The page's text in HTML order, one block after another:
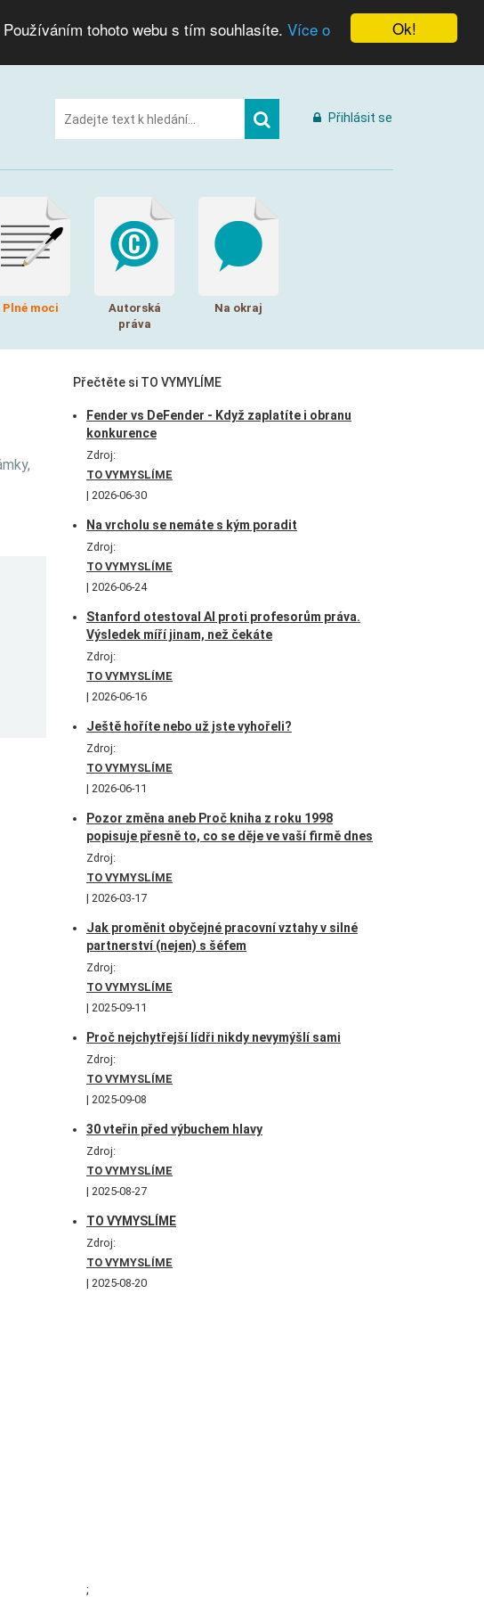
Ok!
tohoto webu s tím souhlasíte. Více o
Přihlásit se
Plné moci
Autorská
práva
Na okraj
Přečtěte si TO VYMYLÍME
Fender vs DeFender - Když zaplatíte i obranu
konkurence
Zdroj:
TO VYMYSLÍME
2026-06-30
Na vrcholu se nemáte s kým poradit
Zdroj:
TO VYMYSLÍME
2026-06-24
Stanford otestoval AI proti profesorům práva.
Výsledek míří jinam, než čekáte
Zdroj:
TO VYMYSLÍME
2026-06-16
Ještě hoříte nebo už jste vyhořeli?
Zdroj:
TO VYMYSLÍME
2026-06-11
Pozor změna aneb Proč kniha z roku 1998
popisuje přesně to, co se děje ve vaší firmě dnes
Zdroj:
TO VYMYSLÍME
2026-03-17
Jak proměnit obyčejné pracovní vztahy v silné
partnerství (nejen) s šéfem
Zdroj:
TO VYMYSLÍME
2025-09-11
Proč nejchytřejší lídři nikdy nevymýšlí sami
Zdroj:
TO VYMYSLÍME
2025-09-08
30 vteřin před výbuchem hlavy
Zdroj:
TO VYMYSLÍME
2025-08-27
TO VYMYSLÍME
Zdroj:
TO VYMYSLÍME
2025-08-20
;